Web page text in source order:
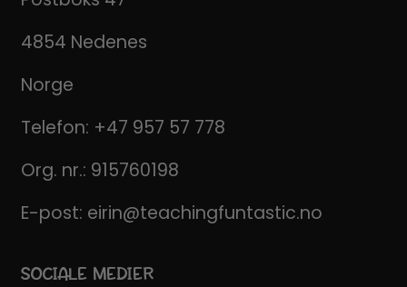
4854 Nedenes
Norge
Telefon: +47 957 57 778
Org. nr.: 915760198
E-post: eirin@teachingfuntastic.no
SOCIALE MEDIER